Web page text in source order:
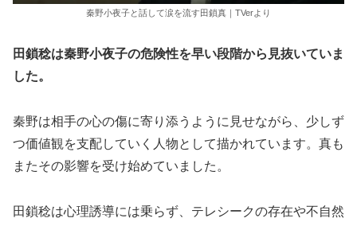
秦野小夜子と話して涙を流す田鎖真｜TVerより
田鎖稔は秦野小夜子の危険性を早い段階から見抜いていま
した。
秦野は相手の心の傷に寄り添うように見せながら、少しず
つ価値観を支配していく人物として描かれています。真も
またその影響を受け始めていました。
田鎖稔は心理誘導には乗らず、テレシークの存在や不自然